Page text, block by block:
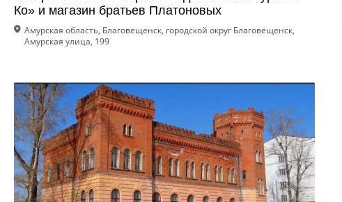
Ко» и магазин братьев Платоновых
Амурская область, Благовещенск, городской округ Благовещенск,
Амурская улица, 199